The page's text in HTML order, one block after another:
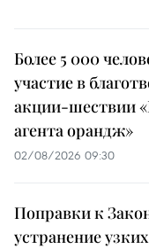
Более 5 000
участие в
акции-шествии
агента орандж»
02/08/2026 09:30
Поправки к
устранение